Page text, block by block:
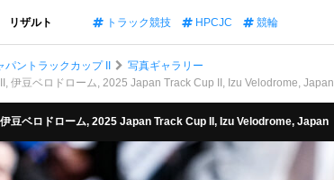
リザルト トラック競技 HPCJC 競輪
ントラックカップ II
写真ギャラリー
伊豆ベロドローム, 2025 Japan Track Cup II, Izu Velodrome, Japan
豆ベロドローム, 2025 Japan Track Cup II, Izu Velodrome, Japan